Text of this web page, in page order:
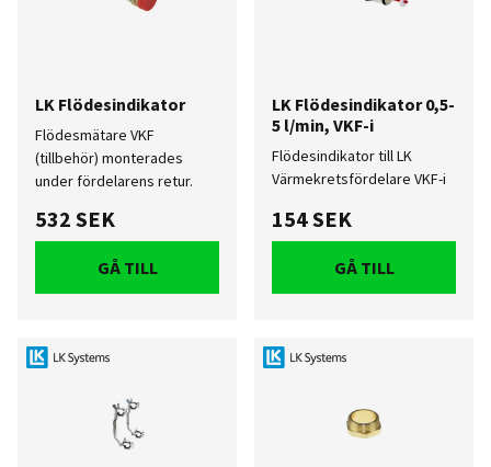
LK Flödesindikator
Flödesmätare VKF
(tillbehör) monterades
under fördelarens retur.
532 SEK
GÅ TILL
LK Flödesindikator 0,5-
5 l/min, VKF-i
Flödesindikator till LK
Värmekretsfördelare VKF-i
154 SEK
GÅ TILL